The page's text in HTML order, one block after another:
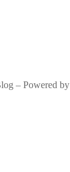
– Powered by